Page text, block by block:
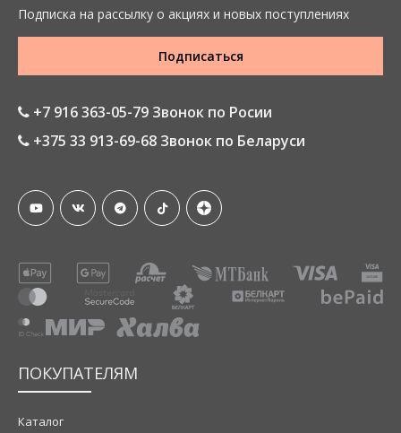
Подписка на рассылку о акциях и новых поступлениях
Подписаться
+7 916 363-05-79 Звонок по Росии
+375 33 913-69-68 Звонок по Беларуси
ПОКУПАТЕЛЯМ
Каталог